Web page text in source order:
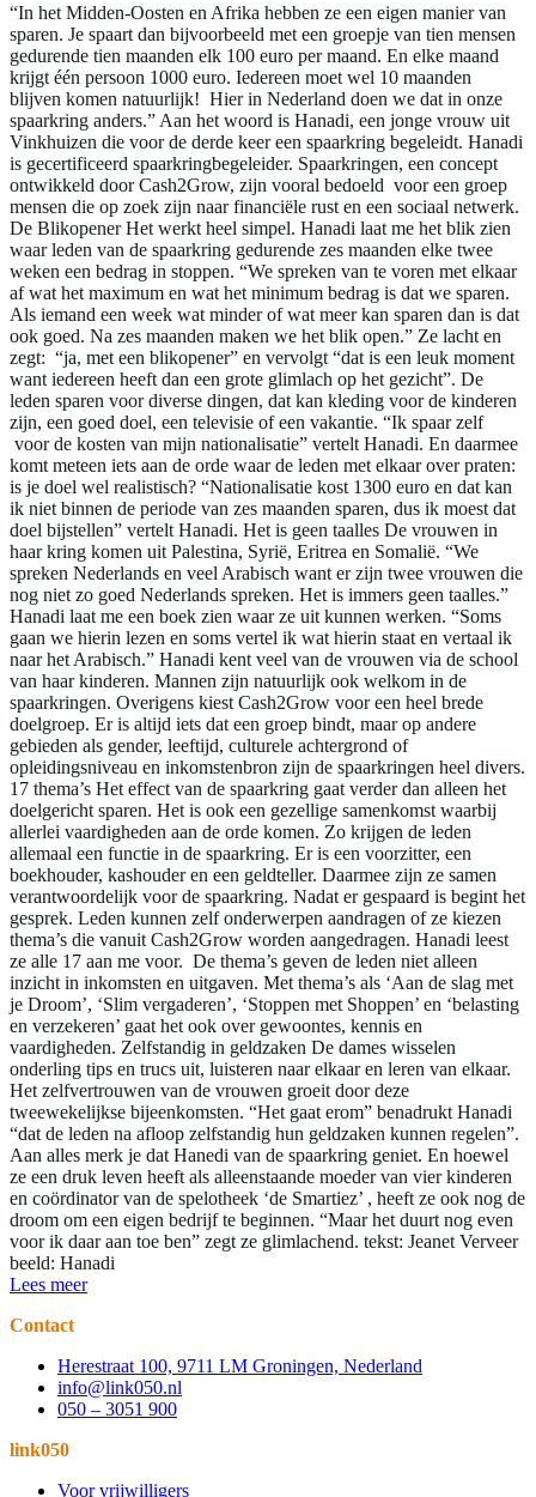
“In het Midden-Oosten en Afrika hebben ze een eigen manier van
sparen. Je spaart dan bijvoorbeeld met een groepje van tien mensen
gedurende tien maanden elk 100 euro per maand. En elke maand
krijgt één persoon 1000 euro. Iedereen moet wel 10 maanden
blijven komen natuurlijk! Hier in Nederland doen we dat in onze
spaarkring anders.” Aan het woord is Hanadi, een jonge vrouw uit
Vinkhuizen die voor de derde keer een spaarkring begeleidt. Hanadi
is gecertificeerd spaarkringbegeleider. Spaarkringen, een concept
ontwikkeld door Cash2Grow, zijn vooral bedoeld voor een groep
mensen die op zoek zijn naar financiële rust en een sociaal netwerk.
De Blikopener Het werkt heel simpel. Hanadi laat me het blik zien
waar leden van de spaarkring gedurende zes maanden elke twee
weken een bedrag in stoppen. “We spreken van te voren met elkaar
af wat het maximum en wat het minimum bedrag is dat we sparen.
Als iemand een week wat minder of wat meer kan sparen dan is dat
ook goed. Na zes maanden maken we het blik open.” Ze lacht en
zegt: “ja, met een blikopener” en vervolgt “dat is een leuk moment
want iedereen heeft dan een grote glimlach op het gezicht”. De
leden sparen voor diverse dingen, dat kan kleding voor de kinderen
zijn, een goed doel, een televisie of een vakantie. “Ik spaar zelf
voor de kosten van mijn nationalisatie” vertelt Hanadi. En daarmee
komt meteen iets aan de orde waar de leden met elkaar over praten:
is je doel wel realistisch? “Nationalisatie kost 1300 euro en dat kan
ik niet binnen de periode van zes maanden sparen, dus ik moest dat
doel bijstellen” vertelt Hanadi. Het is geen taalles De vrouwen in
haar kring komen uit Palestina, Syrië, Eritrea en Somalië. “We
spreken Nederlands en veel Arabisch want er zijn twee vrouwen die
nog niet zo goed Nederlands spreken. Het is immers geen taalles.”
Hanadi laat me een boek zien waar ze uit kunnen werken. “Soms
gaan we hierin lezen en soms vertel ik wat hierin staat en vertaal ik
naar het Arabisch.” Hanadi kent veel van de vrouwen via de school
van haar kinderen. Mannen zijn natuurlijk ook welkom in de
spaarkringen. Overigens kiest Cash2Grow voor een heel brede
doelgroep. Er is altijd iets dat een groep bindt, maar op andere
gebieden als gender, leeftijd, culturele achtergrond of
opleidingsniveau en inkomstenbron zijn de spaarkringen heel divers.
17 thema’s Het effect van de spaarkring gaat verder dan alleen het
doelgericht sparen. Het is ook een gezellige samenkomst waarbij
allerlei vaardigheden aan de orde komen. Zo krijgen de leden
allemaal een functie in de spaarkring. Er is een voorzitter, een
boekhouder, kashouder en een geldteller. Daarmee zijn ze samen
verantwoordelijk voor de spaarkring. Nadat er gespaard is begint het
gesprek. Leden kunnen zelf onderwerpen aandragen of ze kiezen
thema’s die vanuit Cash2Grow worden aangedragen. Hanadi leest
ze alle 17 aan me voor. De thema’s geven de leden niet alleen
inzicht in inkomsten en uitgaven. Met thema’s als ‘Aan de slag met
je Droom’, ‘Slim vergaderen’, ‘Stoppen met Shoppen’ en ‘belasting
en verzekeren’ gaat het ook over gewoontes, kennis en
vaardigheden. Zelfstandig in geldzaken De dames wisselen
onderling tips en trucs uit, luisteren naar elkaar en leren van elkaar.
Het zelfvertrouwen van de vrouwen groeit door deze
tweewekelijkse bijeenkomsten. “Het gaat erom” benadrukt Hanadi
“dat de leden na afloop zelfstandig hun geldzaken kunnen regelen”.
Aan alles merk je dat Hanedi van de spaarkring geniet. En hoewel
ze een druk leven heeft als alleenstaande moeder van vier kinderen
en coördinator van de spelotheek ‘de Smartiez’ , heeft ze ook nog de
droom om een eigen bedrijf te beginnen. “Maar het duurt nog even
voor ik daar aan toe ben” zegt ze glimlachend. tekst: Jeanet Verveer
beeld: Hanadi
Lees meer
Contact
Herestraat 100, 9711 LM Groningen, Nederland
info@link050.nl
050 – 3051 900
link050
Voor vrijwilligers